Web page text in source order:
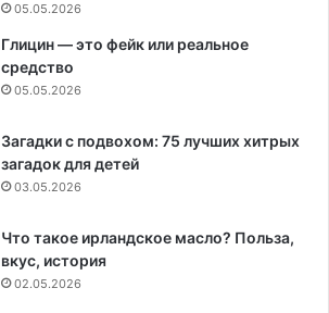
05.05.2026
Глицин — это фейк или реальное
средство
05.05.2026
Загадки с подвохом: 75 лучших хитрых
загадок для детей
03.05.2026
Что такое ирландское масло? Польза,
вкус, история
02.05.2026